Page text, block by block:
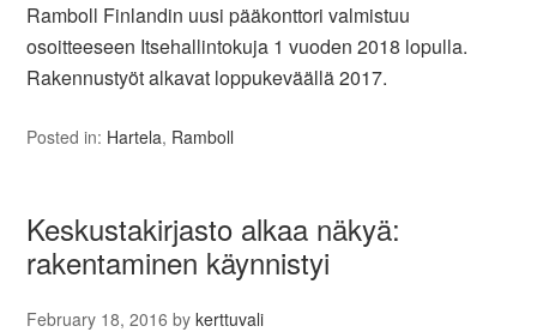
Ramboll Finlandin uusi pääkonttori valmistuu
osoitteeseen Itsehallintokuja 1 vuoden 2018 lopulla.
Rakennustyöt alkavat loppukeväällä 2017.
Posted in: Hartela, Ramboll
Keskustakirjasto alkaa näkyä:
rakentaminen käynnistyi
February 18, 2016 bykerttuvali